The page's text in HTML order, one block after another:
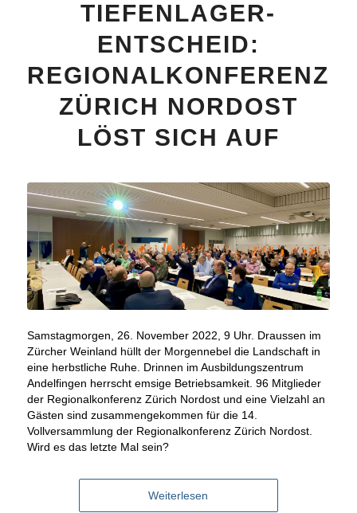
TIEFENLAGER-
ENTSCHEID:
REGIONALKONFERENZ
ZÜRICH NORDOST
LÖST SICH AUF
Samstagmorgen, 26. November 2022, 9 Uhr. Draussen im
Zürcher Weinland hüllt der Morgennebel die Landschaft in
eine herbstliche Ruhe. Drinnen im Ausbildungszentrum
Andelfingen herrscht emsige Betriebsamkeit. 96 Mitglieder
der Regionalkonferenz Zürich Nordost und eine Vielzahl an
Gästen sind zusammengekommen für die 14.
Vollversammlung der Regionalkonferenz Zürich Nordost.
Wird es das letzte Mal sein?
Weiterlesen